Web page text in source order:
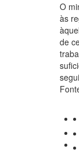
O
às
de